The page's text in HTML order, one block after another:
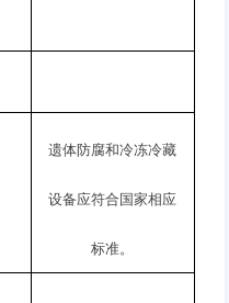
遗体防腐和冷冻冷藏
设备应符合国家相应
标准。